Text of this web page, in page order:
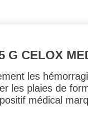
G CELOX
les
les plaies de
médical